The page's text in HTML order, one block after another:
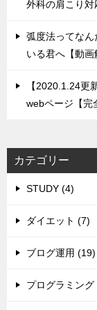
外科の肩こり
弧度法ってな
いる君へ【動画
【2020.1.24更
webページ【完
カテゴリー
STUDY (4)
ダイエット (7)
ブログ運用 (19)
プログラミング